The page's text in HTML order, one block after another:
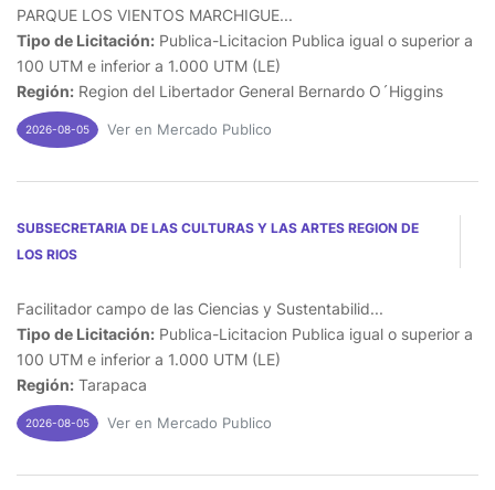
PARQUE LOS VIENTOS MARCHIGUE...
Tipo de Licitación: Publica-Licitacion Publica igual o superior a
100 UTM e inferior a 1.000 UTM (LE)
Región: Region del Libertador General Bernardo O´Higgins
2026-08-05 Ver en Mercado Publico
SUBSECRETARIA DE LAS CULTURAS Y LAS ARTES REGION DE
LOS RIOS
Facilitador campo de las Ciencias y Sustentabilid...
Tipo de Licitación: Publica-Licitacion Publica igual o superior a
100 UTM e inferior a 1.000 UTM (LE)
Región: Tarapaca
2026-08-05 Ver en Mercado Publico